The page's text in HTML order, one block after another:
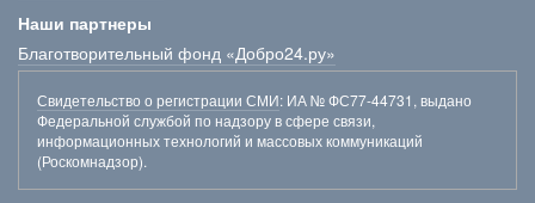
Наши партнеры
Благотворительный фонд «Добро24.ру»
Свидетельство о регистрации СМИ: ИА № ФС77-44731, выдано
Федеральной службой по надзору в сфере связи,
информационных технологий и массовых коммуникаций
(Роскомнадзор).